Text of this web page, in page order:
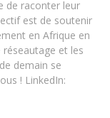
de raconter leur
est de soutenir
en Afrique en
et les
demain se
! LinkedIn: